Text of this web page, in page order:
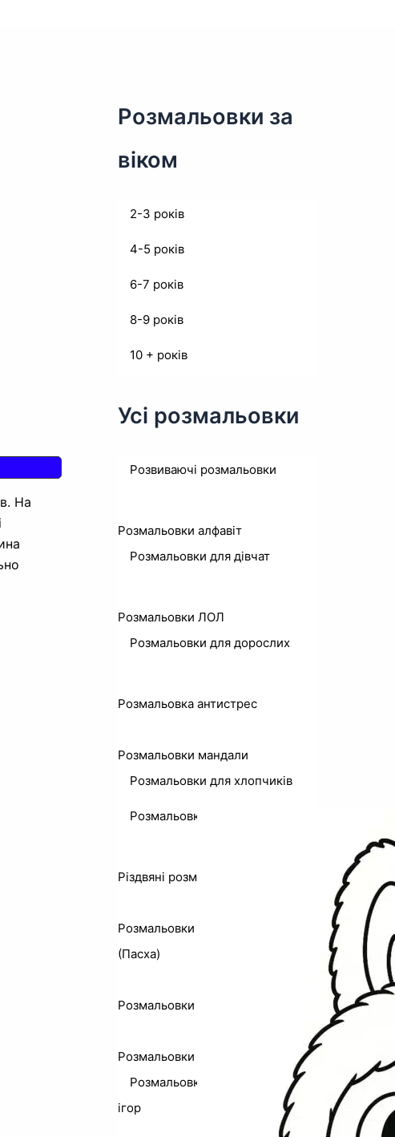
На
Розмальовки за
віком
2-3 років
4-5 років
6-7 років
8-9 років
10 + років
Усі розмальовки
Розвиваючі розмальовки
Розмальовки алфавіт
Розмальовки для дівчат
Розмальовки ЛОЛ
Розмальовки для дорослих
Розмальовка антистрес
Розмальовки мандали
Розмальовки для хлопчиків
Розмальовки до свят
Різдвяні розмальовки
Розмальовки до Великодня
(Пасха)
Розмальовки писанка
Розмальовки Хелловін
Розмальовки з персонажами із
ігор